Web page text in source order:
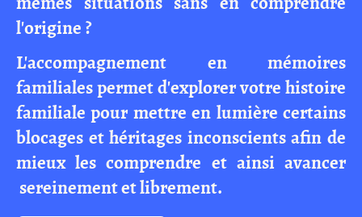
l'origine ?
L'accompagnement en mémoires
familiales permet d'explorer votre histoire
familiale pour mettre en lumière certains
blocages et héritages inconscients afin de
mieux les comprendre et ainsi avancer
sereinement et librement.